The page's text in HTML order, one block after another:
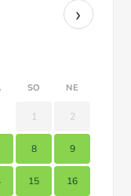
›
SO NE
1 2
8 9
15 16